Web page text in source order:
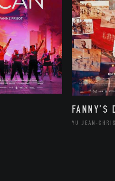
FANNY’S
YU JEAN-